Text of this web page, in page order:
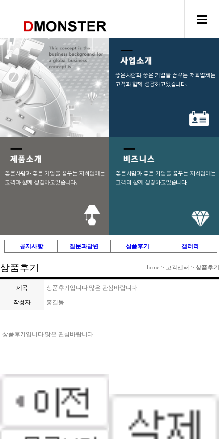
공지사항 질문과답변 상품후기 갤러리
상품후기 home > 고객센터 > 상품후기
제목 상품후기입니다 많은 관심바랍니다
작성자 홍길동
상품후기입니다 많은 관심바랍니다